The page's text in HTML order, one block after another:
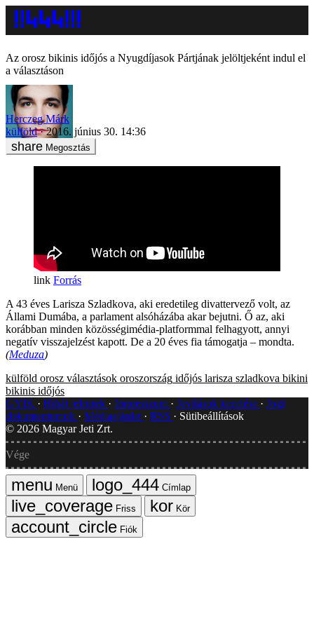
Az orosz bikinis időjós a Nyugdíjasok Pártjának jelöltjeként indul el
a választáson
Herczeg Márk
külföld
2016. június 30. 14:36
Megosztás
Forrás
A 43 éves Larisza Szladkova, aki eredetileg divattervező volt, az
Állami Dumába, a parlament alsóházába akar bejutni. Ő az, aki
korábban minden közösségimédia-platformmal felhagyott, annyi
negatív visszajelzést kapott. De a 20 éves fia támogatja – mondta.
(Meduza)
külföld orosz választások oroszország időjós larisza szladkova bikini
bikinis időjós
GYIK
Hibát jelentek Impresszum Javítások kezelése
Jogi
dokumentumok
Médiaajánlat RSS
Sütibeállítások
© 2026 Magyar Jeti Zrt.
Vége
Menü
Címlap
Friss
Kör
Fiók